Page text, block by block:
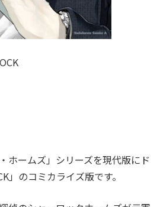
ホームズ」シリーズを現代版にド
」のコミカライズ版です。